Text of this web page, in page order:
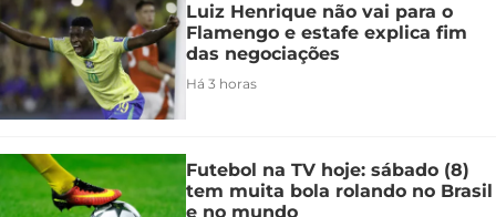
Luiz Henrique não vai para o
Flamengo e estafe explica fim
das negociações
Há 3 horas
Futebol na TV hoje: sábado (8)
tem muita bola rolando no Brasil
e no mundo